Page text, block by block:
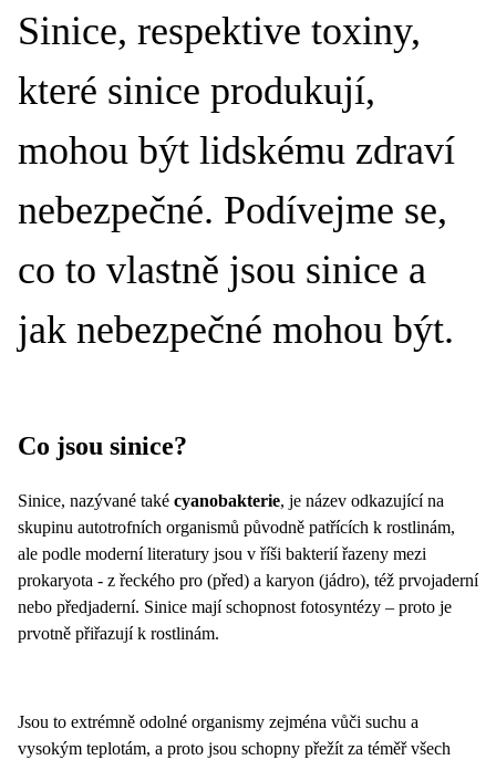
Sinice, respektive toxiny,
které sinice produkují,
mohou být lidskému zdraví
nebezpečné. Podívejme se,
co to vlastně jsou sinice a
jak nebezpečné mohou být.
Co jsou sinice?
Sinice, nazývané také cyanobakterie, je název odkazující na
skupinu autotrofních organismů původně patřících k rostlinám,
ale podle moderní literatury jsou v říši bakterií řazeny mezi
prokaryota - z řeckého pro (před) a karyon (jádro), též prvojaderní
nebo předjaderní. Sinice mají schopnost fotosyntézy – proto je
prvotně přiřazují k rostlinám.
Jsou to extrémně odolné organismy zejména vůči suchu a
vysokým teplotám, a proto jsou schopny přežít za téměř všech